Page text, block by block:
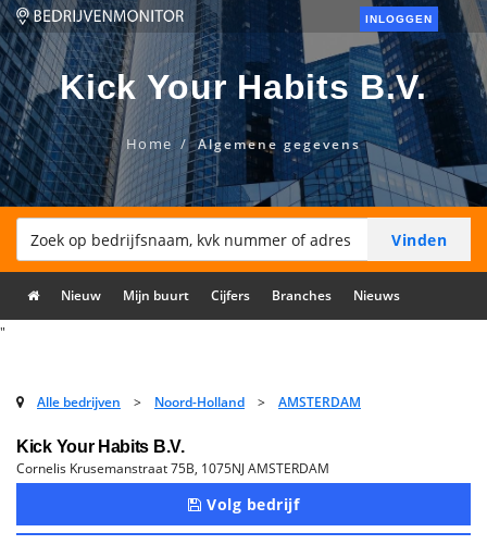
INLOGGEN
Kick Your Habits B.V.
Home Algemene gegevens
Nieuw Mijn buurt Cijfers Branches
Nieuws
"
Alle bedrijven > Noord-Holland > AMSTERDAM
Kick Your Habits B.V.
Cornelis Krusemanstraat 75B, 1075NJ AMSTERDAM
Volg bedrijf